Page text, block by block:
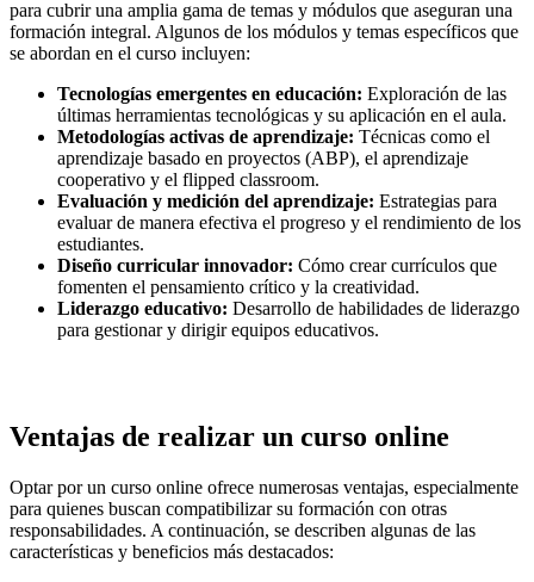
para cubrir una amplia gama de temas y módulos que aseguran una
formación integral. Algunos de los módulos y temas específicos que
se abordan en el curso incluyen:
Tecnologías emergentes en educación: Exploración de las
últimas herramientas tecnológicas y su aplicación en el aula.
Metodologías activas de aprendizaje: Técnicas como el
aprendizaje basado en proyectos (ABP), el aprendizaje
cooperativo y el flipped classroom.
Evaluación y medición del aprendizaje: Estrategias para
evaluar de manera efectiva el progreso y el rendimiento de los
estudiantes.
Diseño curricular innovador: Cómo crear currículos que
fomenten el pensamiento crítico y la creatividad.
Liderazgo educativo: Desarrollo de habilidades de liderazgo
para gestionar y dirigir equipos educativos.
Ventajas de realizar un curso online
Optar por un curso online ofrece numerosas ventajas, especialmente
para quienes buscan compatibilizar su formación con otras
responsabilidades. A continuación, se describen algunas de las
características y beneficios más destacados: